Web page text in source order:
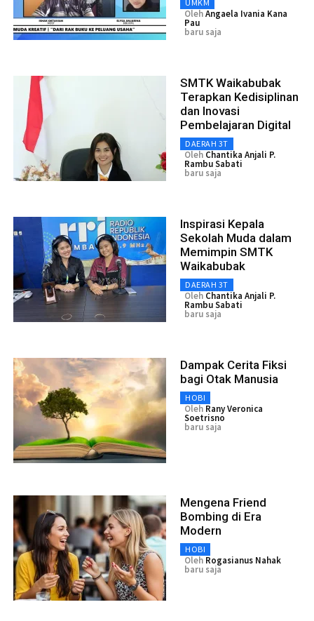
UMKM
OlehAngaela Ivania Kana
Pau
baru saja
SMTK Waikabubak
Terapkan Kedisiplinan
dan Inovasi
Pembelajaran Digital
DAERAH 3T
Oleh Chantika Anjali P.
Rambu Sabati
baru saja
Inspirasi Kepala
Sekolah Muda dalam
Memimpin SMTK
Waikabubak
DAERAH 3T
Oleh Chantika Anjali P.
Rambu Sabati
baru saja
Dampak Cerita Fiksi
bagi Otak Manusia
HOBI
Oleh Rany Veronica
Soetrisno
baru saja
Mengena Friend
Bombing di Era
Modern
HOBI
Oleh Rogasianus Nahak
baru saja